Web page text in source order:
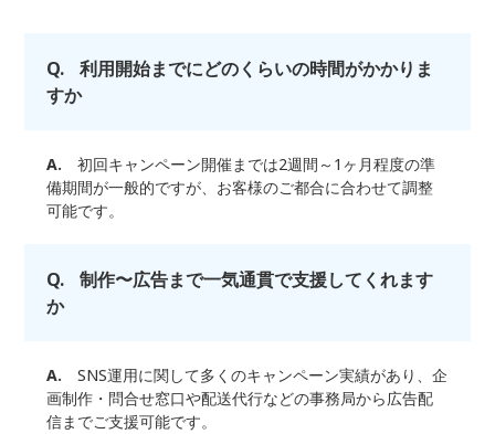
Q.
利用開始までにどのくらいの時間がかかりま
すか
A.
初回キャンペーン開催までは2週間～1ヶ月程度の準
備期間が一般的ですが、お客様のご都合に合わせて調整
可能です。
Q.
制作〜広告まで一気通貫で支援してくれます
か
A.
SNS運用に関して多くのキャンペーン実績があり、企
画制作・問合せ窓口や配送代行などの事務局から広告配
信までご支援可能です。